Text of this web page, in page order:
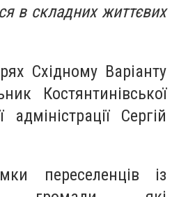
в складних життєвих
Східному Варіанту
Костянтинівської
адміністрації Сергій
переселенців із